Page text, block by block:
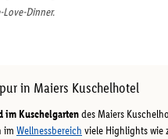
Dinner.
in Maiers Kuschelhotel
im Kuschelgartendes Maiers
im Wellnessbereich viele Highlights wie